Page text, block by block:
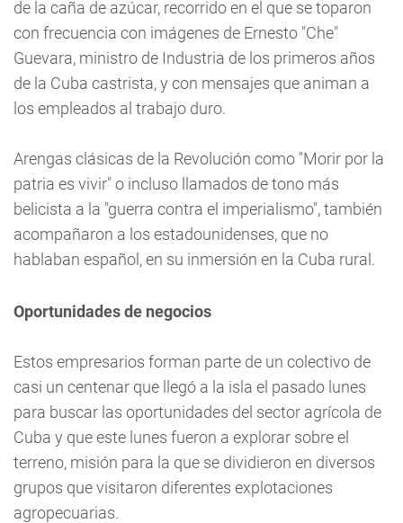
de la caña de azúcar, recorrido en el que se toparon
con frecuencia con imágenes de Ernesto "Che"
Guevara, ministro de Industria de los primeros años
de la Cuba castrista, y con mensajes que animan a
los empleados al trabajo duro.
Arengas clásicas de la Revolución como "Morir por la
patria es vivir" o incluso llamados de tono más
belicista a la "guerra contra el imperialismo", también
acompañaron a los estadounidenses, que no
hablaban español, en su inmersión en la Cuba rural.
Oportunidades de negocios
Estos empresarios forman parte de un colectivo de
casi un centenar que llegó a la isla el pasado lunes
para buscar las oportunidades del sector agrícola de
Cuba y que este lunes fueron a explorar sobre el
terreno, misión para la que se dividieron en diversos
grupos que visitaron diferentes explotaciones
agropecuarias.